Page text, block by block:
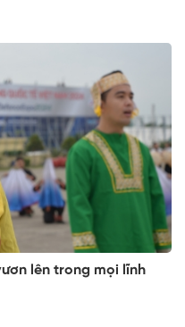
lên trong mọi lĩnh